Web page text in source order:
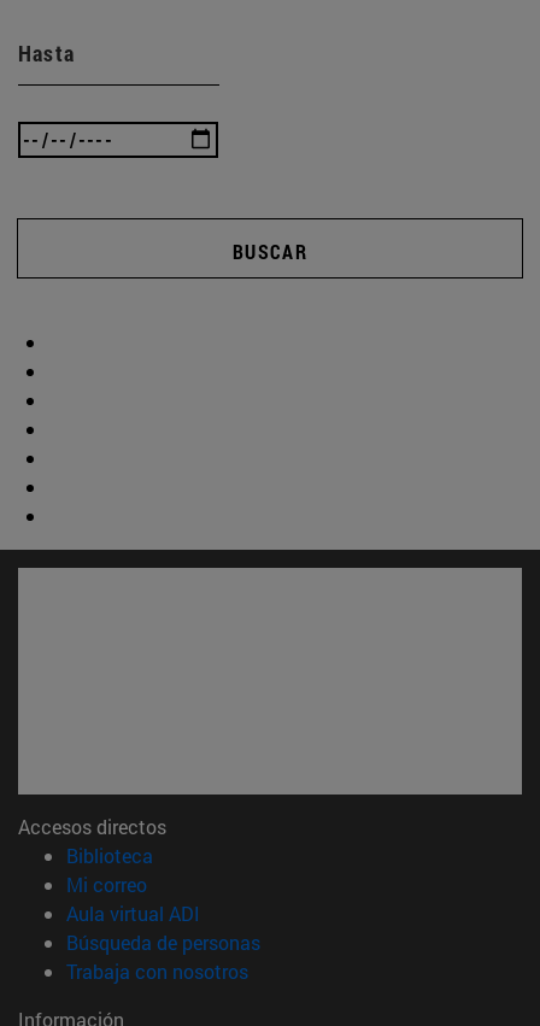
Hasta
BUSCAR
Accesos directos
Biblioteca
Mi correo(abre en nueva ventana)
Aula virtual ADI
Búsqueda de personas(abre en nueva ventana)
Trabaja con nosotros(abre en nueva ventana)
Información